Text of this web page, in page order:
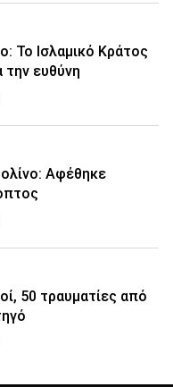
Το Ισλαμικό Κράτος
την ευθύνη
Αφέθηκε
50 τραυματίες από